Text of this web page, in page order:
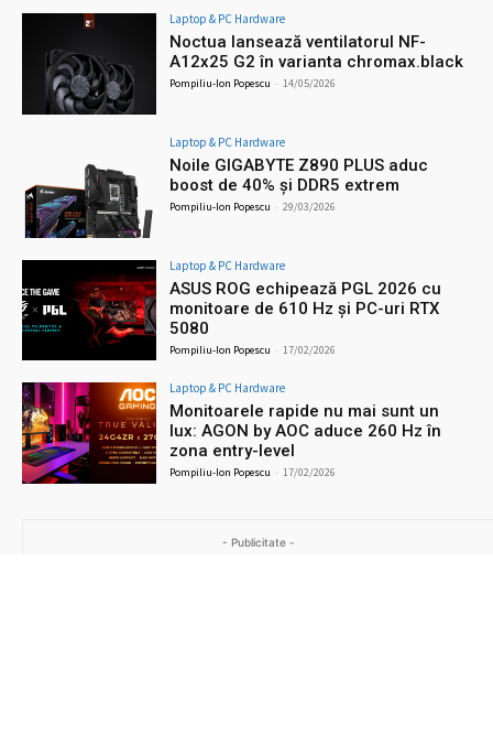
Laptop & PC Hardware
Noctua lansează ventilatorul NF-
A12x25 G2 în varianta chromax.black
Pompiliu-Ion Popescu - 14/05/2026
Laptop & PC Hardware
Noile GIGABYTE Z890 PLUS aduc
boost de 40% și DDR5 extrem
Pompiliu-Ion Popescu - 29/03/2026
Laptop & PC Hardware
ASUS ROG echipează PGL 2026 cu
monitoare de 610 Hz și PC-uri RTX
5080
Pompiliu-Ion Popescu - 17/02/2026
Laptop & PC Hardware
Monitoarele rapide nu mai sunt un
lux: AGON by AOC aduce 260 Hz în
zona entry-level
Pompiliu-Ion Popescu - 17/02/2026
- Publicitate -